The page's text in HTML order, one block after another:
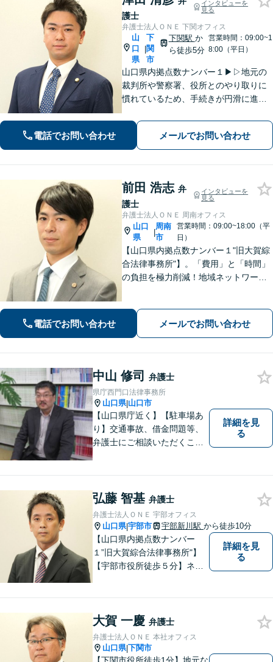
護士
インタビューを
見る
弁護士法人ＯＮＥ 下関オフィス
山
口
県
|
下
関
市
下関駅 か
ら徒歩5分
営業時間：09:00~1
8:00（平日）
山口県内拠点数ナンバー１▶︎▷地元の
裁判所や警察署、役所とのやり取りに
慣れているため、手続きが円滑に進み
ことで、仕事帰りや急な事態でも相談
に行きやすくなります。法律トラブル
は「地域密着」の当事務所にご相談く
ださい。
電話でお問い合わせ メールでお問い合わせ
前田 浩志 弁
護士
インタビューを
見る
弁護士法人ＯＮＥ 周南オフィス
山口
県
|
周南
市
営業時間：09:00~18:00（平
日）
【山口県内拠点数ナンバー１"旧大賀綜
合法律事務所"】。「費用」と「時間」
の負担を極力削減！地域ネットワーク
続・遺言に強い】不動産の売却や相続
税対策なども親身に対応◎
電話でお問い合わせ メールでお問い合わせ
中山 修司 弁護士
県庁西門口法律事務所
山口県|山口市
【山口県庁近く】【駐車場あ
り】交通事故、借金問題等、
弁護士にご相談いただくこと
る弁護士が、客観的視点から
事案を検討し、最適の解決方
法を探ります。
詳細を見
る
弘藤 智基 弁護士
弁護士法人ＯＮＥ 宇部オフィス
山口県|宇部市 宇部新川駅 から徒歩10分
【山口県内拠点数ナンバー
１”旧大賀綜合法律事務所"】
【宇部市役所徒歩５分】ネッ
相談ください。
詳細を見
る
大賀 一慶 弁護士
弁護士法人ＯＮＥ 本社オフィス
山口県|下関市